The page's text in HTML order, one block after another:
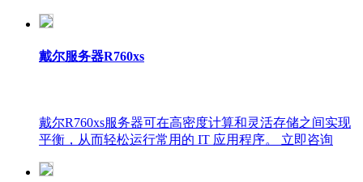
戴尔服务器R760xs
戴尔R760xs服务器可在高密度计算和灵活存储之间实现
平衡，从而轻松运行常用的 IT 应用程序。 立即咨询